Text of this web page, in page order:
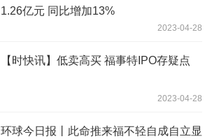
1.26亿元 同比增加13%
2023-04-28
【时快讯】低卖高买 福事特IPO存疑点
2023-04-28
环球今日报丨此命推来福不轻自成自立显